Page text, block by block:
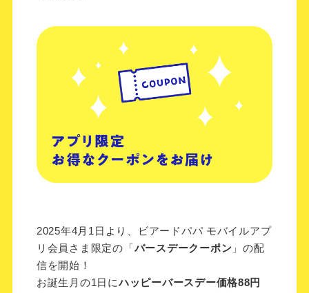
2025年4月1日より、ビアードパパ モバイルアプ
リ会員さま限定の「 バースデークーポン 」の配
信を開始！
お誕生月の1日にハッピーバースデー価格88円